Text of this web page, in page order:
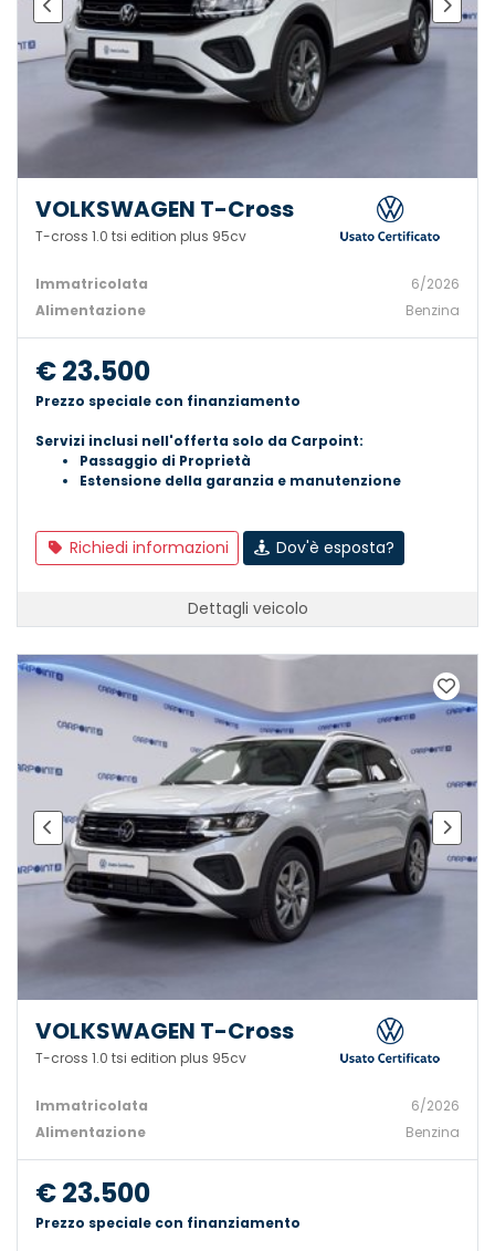
VOLKSWAGEN T-Cross
T-cross 1.0 tsi edition plus 95cv
Immatricolata
6/2026
Alimentazione
Benzina
€ 23.500
Prezzo speciale con finanziamento
Servizi inclusi nell'offerta solo da Carpoint:
Passaggio di Proprietà
Estensione della garanzia e manutenzione
Richiedi informazioni Dov'è esposta?
Dettagli veicolo
VOLKSWAGEN T-Cross
T-cross 1.0 tsi edition plus 95cv
Immatricolata
6/2026
Alimentazione
Benzina
€ 23.500
Prezzo speciale con finanziamento